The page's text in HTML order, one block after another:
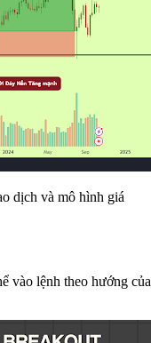
dịch và mô hình giá
vào lệnh theo hướng của